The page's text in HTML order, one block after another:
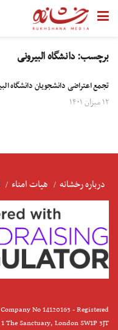
برچسب:دانشگاه البیرونی
تجمع اعتراضی دانشجویان دانشگاه
۱۲ میزان ۱۴۰۱
درباره رخشانه هیات امناء
No 14120163 - Registered
The Sanctuary, London SW1P 3JT